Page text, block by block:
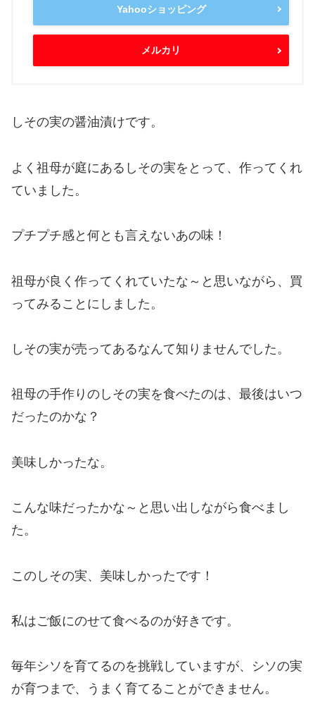
Yahooショッピング
メルカリ
しその実の醤油漬けです。
よく祖母が庭にあるしその実をとって、作ってくれ
ていました。
プチプチ感と何とも言えないあの味！
祖母が良く作ってくれていたな～と思いながら、買
ってみることにしました。
しその実が売ってあるなんて知りませんでした。
祖母の手作りのしその実を食べたのは、最後はいつ
だったのかな？
美味しかったな。
こんな味だったかな～と思い出しながら食べまし
た。
このしその実、美味しかったです！
私はご飯にのせて食べるのが好きです。
毎年シソを育てるのを挑戦していますが、シソの実
が育つまで、うまく育てることができません。